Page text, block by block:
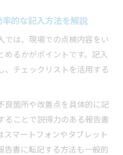
的な記入方法を解説
では、現場での点検内容をい
めるかがポイントです。記入
、チェックリストを活用する
良箇所や改善点を具体的に記
ることで説得力のある報告書
マートフォンやタブレット
告書に転記する方法も一般的